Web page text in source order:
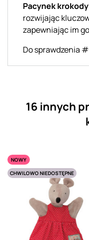
Pacynek
rozwijając
zapewniając im
Do sprawdzenia
16 innych
NOWY
CHWILOWO NIEDOSTĘPNE